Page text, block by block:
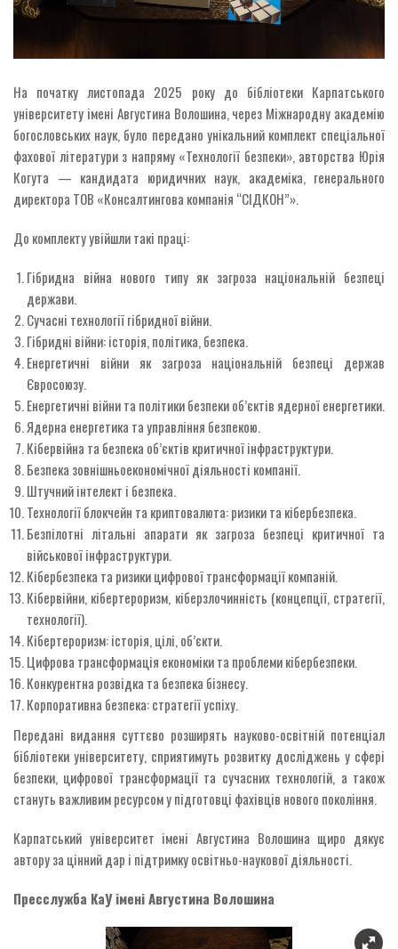
На початку листопада 2025 року до бібліотеки Карпатського
університету імені Августина Волошина, через Міжнародну академію
богословських наук, було передано унікальний комплект спеціальної
фахової літератури з напряму «Технології безпеки», авторства Юрія
Когута — кандидата юридичних наук, академіка, генерального
директора ТОВ «Консалтингова компанія “СІДКОН”».
До комплекту увійшли такі праці:
Гібридна війна нового типу як загроза національній безпеці
держави.
Сучасні технології гібридної війни.
Гібридні війни: історія, політика, безпека.
Енергетичні війни як загроза національній безпеці держав
Євросоюзу.
Енергетичні війни та політики безпеки об’єктів ядерної енергетики.
Ядерна енергетика та управління безпекою.
Кібервійна та безпека об’єктів критичної інфраструктури.
Безпека зовнішньоекономічної діяльності компанії.
Штучний інтелект і безпека.
Технології блокчейн та криптовалюта: ризики та кібербезпека.
Безпілотні літальні апарати як загроза безпеці критичної та
військової інфраструктури.
Кібербезпека та ризики цифрової трансформації компаній.
Кібервійни, кібертероризм, кіберзлочинність (концепції, стратегії,
технології).
Кібертероризм: історія, цілі, об’єкти.
Цифрова трансформація економіки та проблеми кібербезпеки.
Конкурентна розвідка та безпека бізнесу.
Корпоративна безпека: стратегії успіху.
Передані видання суттєво розширять науково-освітній потенціал
бібліотеки університету, сприятимуть розвитку досліджень у сфері
безпеки, цифрової трансформації та сучасних технологій, а також
стануть важливим ресурсом у підготовці фахівців нового покоління.
Карпатський університет імені Августина Волошина щиро дякує
автору за цінний дар і підтримку освітньо-наукової діяльності.
Пресслужба КаУ імені Августина Волошина